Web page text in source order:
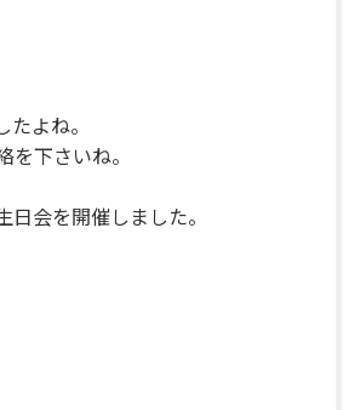
よね。
下さいね。
会を開催しました。